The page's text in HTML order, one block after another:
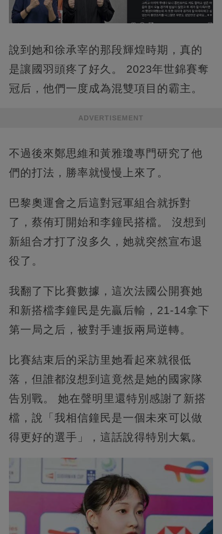
說到她和徐承宰的那段輝煌時期，真的
是讓國羽頭疼了好久。 2023年世錦賽奪
冠后，他們一度成為混雙項目的霸主。
ADVERTISEMENT
不過後來鄭思維和黃雅瓊專門研究了他
們的打法，勝率就慢慢上來了。
巴黎奧運會之后這對冠軍組合就拆對
了，蔡侑玎開始和李鐘民搭檔。 沒想到
新組合才打了沒多久，她就突然宣布退
役了。
我翻了下比賽數據，這次法國公開賽她
和新搭檔李鐘民是先贏后輸，21-14拿下
第一局之后，被對手連扳兩局逆轉。
比賽結束后的采訪里她看起來就很低
落，但誰都沒想到這竟然是她的國家隊
告別戰。 她在聲明里還特別感謝了新搭
檔，說「我相信鐘民是一個未來可以做
得更好的選手」，這話說得特別大氣。